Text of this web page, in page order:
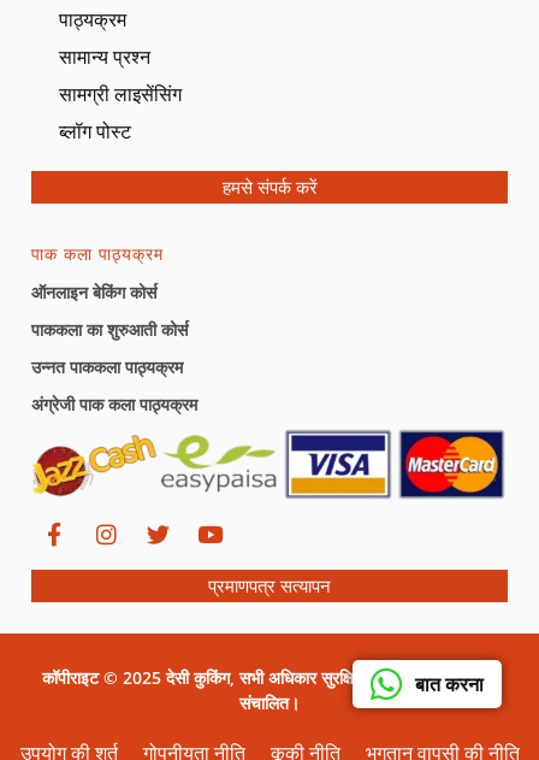
बात करना
पाठ्यक्रम
सामान्य प्रश्न
सामग्री लाइसेंसिंग
ब्लॉग पोस्ट
हमसे संपर्क करें
पाक कला पाठ्यक्रम
ऑनलाइन बेकिंग कोर्स
पाककला का शुरुआती कोर्स
उन्नत पाककला पाठ्यक्रम
अंग्रेजी पाक कला पाठ्यक्रम
प्रमाणपत्र सत्यापन
कॉपीराइट © 2025 देसी कुकिंग, सभी अधिकार सुरक्षित। सीरत ग्राफिक्स द्वारा
संचालित।
उपयोग की शर्त गोपनीयता नीति कूकी नीति भुगतान वापसी की नीति